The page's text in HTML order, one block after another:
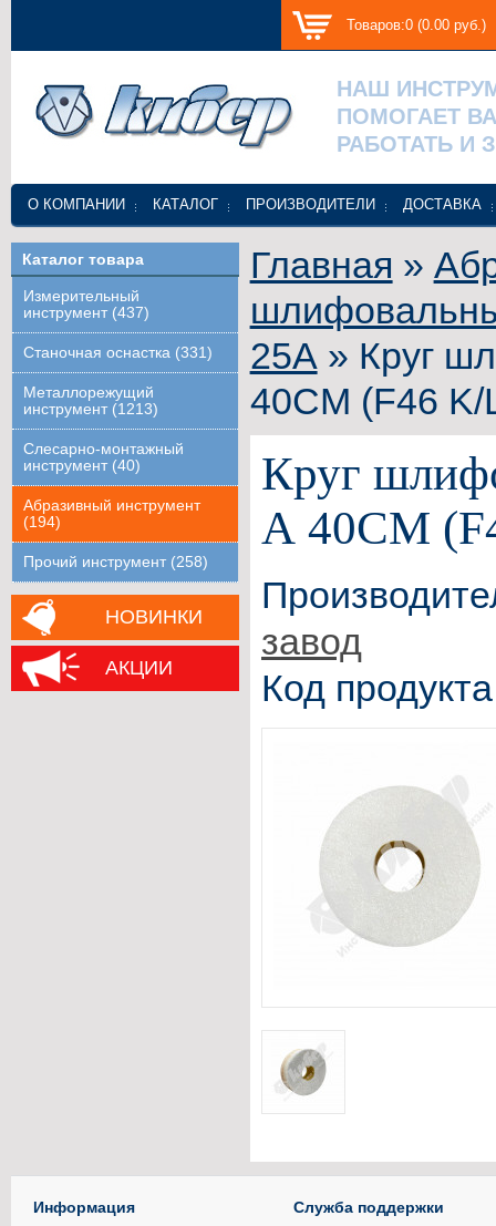
Товаров:0 (0.00 руб.)
НАШ
ПОМОГАЕТ
РАБОТАТЬ И
О КОМПАНИИ КАТАЛОГ ПРОИЗВОДИТЕЛИ ДОСТАВКА
Каталог товара
Измерительный
инструмент (437)
Станочная оснастка (331)
Металлорежущий
инструмент (1213)
Слесарно-монтажный
инструмент (40)
Абразивный инструмент
(194)
Прочий инструмент (258)
НОВИНКИ
АКЦИИ
Главная »
25А » Круг
40СМ (F46 K/
Круг
А 40СМ
завод
Код
Информация Служба поддержки